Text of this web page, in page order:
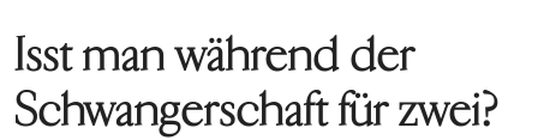
Isst man während der
Schwangerschaft für zwei?